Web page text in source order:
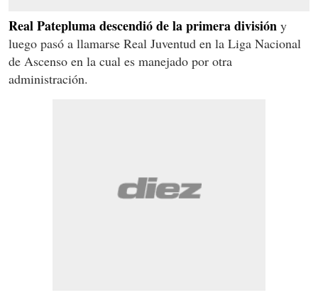
Real Patepluma descendió de la primera división y
luego pasó a llamarse Real Juventud en la Liga Nacional
de Ascenso en la cual es manejado por otra
administración.